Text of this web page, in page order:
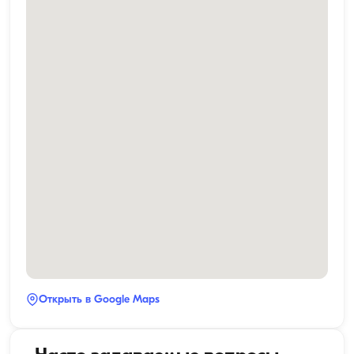
Открыть в Google Maps